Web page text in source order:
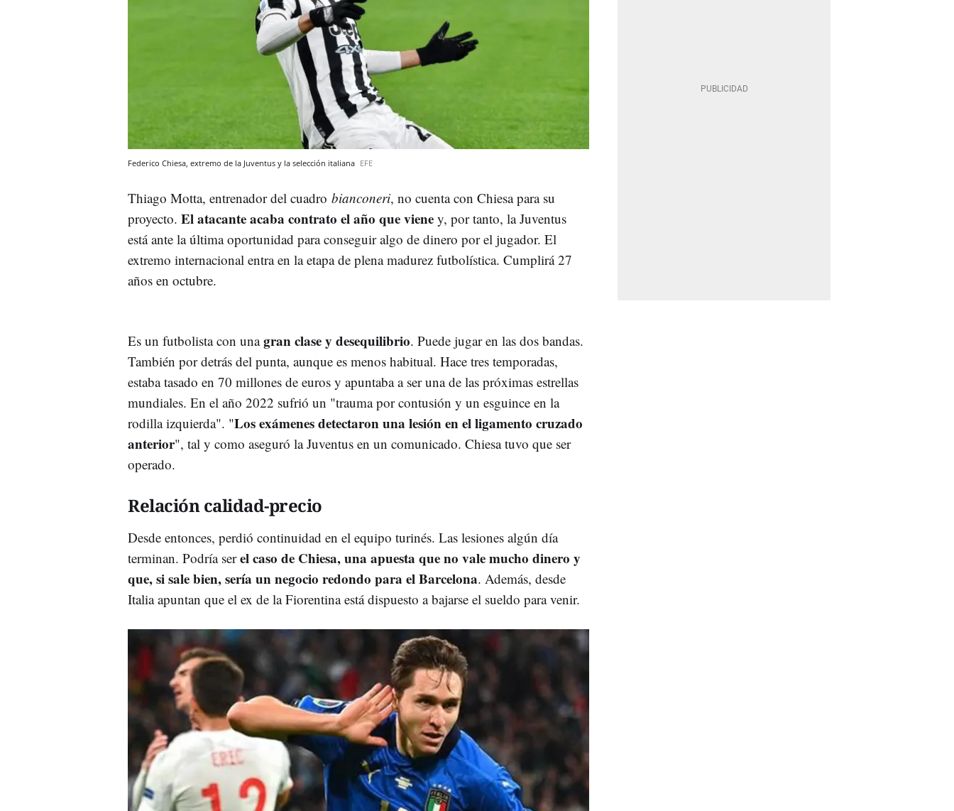
Federico Chiesa, extremo de la Juventus y la selección italiana EFE
Thiago Motta, entrenador del cuadro bianconeri, no cuenta con Chiesa para su
proyecto. El atacante acaba contrato el año que viene y, por tanto, la Juventus
está ante la última oportunidad para conseguir algo de dinero por el jugador. El
extremo internacional entra en la etapa de plena madurez futbolística. Cumplirá 27
años en octubre.
Es un futbolista con unagran clase y desequilibrio. Puede jugar en las dos bandas.
También por detrás del punta, aunque es menos habitual. Hace tres temporadas,
estaba tasado en 70 millones de euros y apuntaba a ser una de las próximas estrellas
mundiales. En el año 2022 sufrió un "trauma por contusión y un esguince en la
rodilla izquierda". "Los exámenes detectaron una lesión en el ligamento cruzado
anterior", tal y como aseguró la Juventus en un comunicado. Chiesa tuvo que ser
operado.
Relación calidad-precio
Desde entonces, perdió continuidad en el equipo turinés. Las lesiones algún día
terminan. Podría serel caso de Chiesa, una apuesta que no vale mucho dinero y
que, si sale bien, sería un negocio redondo para el Barcelona. Además, desde
Italia apuntan que el ex de la Fiorentina está dispuesto a bajarse el sueldo para venir.